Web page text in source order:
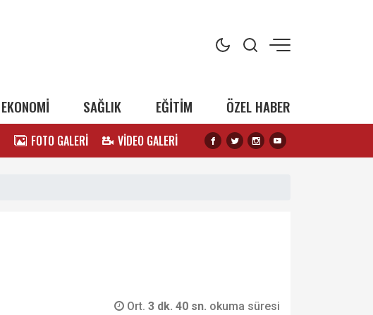
EKONOMİ SAĞLIK EĞİTİM ÖZEL HABER
FOTO GALERİ VİDEO GALERİ
Ort. 3 dk. 40 sn. okuma süresi